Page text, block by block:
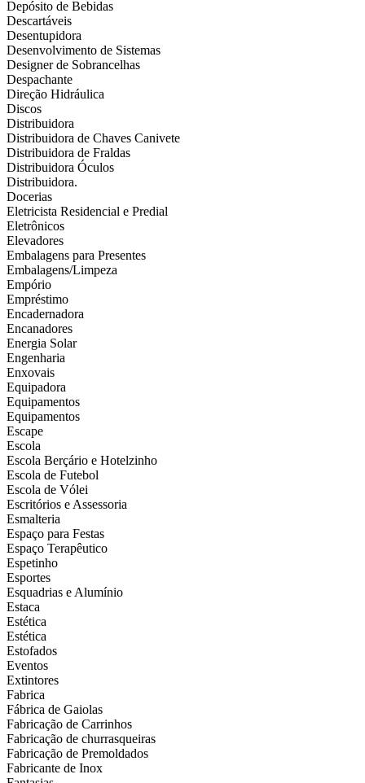
Depósito de Bebidas
Descartáveis
Desentupidora
Desenvolvimento de Sistemas
Designer de Sobrancelhas
Despachante
Direção Hidráulica
Discos
Distribuidora
Distribuidora de Chaves Canivete
Distribuidora de Fraldas
Distribuidora Óculos
Distribuidora.
Docerias
Eletricista Residencial e Predial
Eletrônicos
Elevadores
Embalagens para Presentes
Embalagens/Limpeza
Empório
Empréstimo
Encadernadora
Encanadores
Energia Solar
Engenharia
Enxovais
Equipadora
Equipamentos
Equipamentos
Escape
Escola
Escola Berçário e Hotelzinho
Escola de Futebol
Escola de Vólei
Escritórios e Assessoria
Esmalteria
Espaço para Festas
Espaço Terapêutico
Espetinho
Esportes
Esquadrias e Alumínio
Estaca
Estética
Estética
Estofados
Eventos
Extintores
Fabrica
Fábrica de Gaiolas
Fabricação de Carrinhos
Fabricação de churrasqueiras
Fabricação de Premoldados
Fabricante de Inox